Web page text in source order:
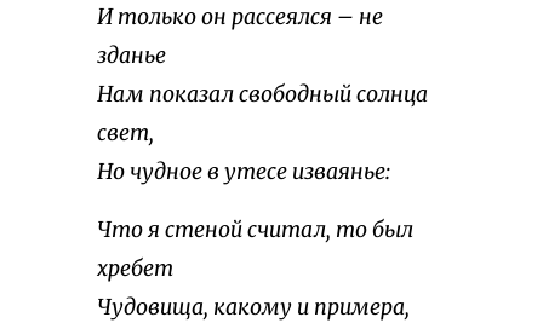
И только он рассеялся – не
зданье
Нам показал свободный солнца
свет,
Но чудное в утесе изваянье:
Что я стеной считал, то был
хребет
Чудовища, какому и примера,